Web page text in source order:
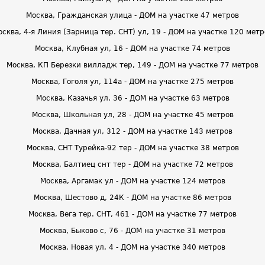
Москва, Гражданская улица - ДОМ на участке 47 метров
4-я Линия (Зарница тер. СНТ) ул, 19 - ДОМ на участке 120
Москва, Клубная ул, 16 - ДОМ на участке 74 метров
Москва, КП Березки вилладж тер, 149 - ДОМ на участке 77 метров
Москва, Гоголя ул, 114а - ДОМ на участке 275 метров
Москва, Казачья ул, 36 - ДОМ на участке 63 метров
Москва, Школьная ул, 28 - ДОМ на участке 45 метров
Москва, Дачная ул, 312 - ДОМ на участке 143 метров
Москва, СНТ Турейка-92 тер - ДОМ на участке 38 метров
Москва, Балтиец снт тер - ДОМ на участке 72 метров
Москва, Аргамак ул - ДОМ на участке 124 метров
Москва, Шестово д, 24К - ДОМ на участке 86 метров
Москва, Вега тер. СНТ, 461 - ДОМ на участке 77 метров
Москва, Быково с, 76 - ДОМ на участке 31 метров
Москва, Новая ул, 4 - ДОМ на участке 340 метров